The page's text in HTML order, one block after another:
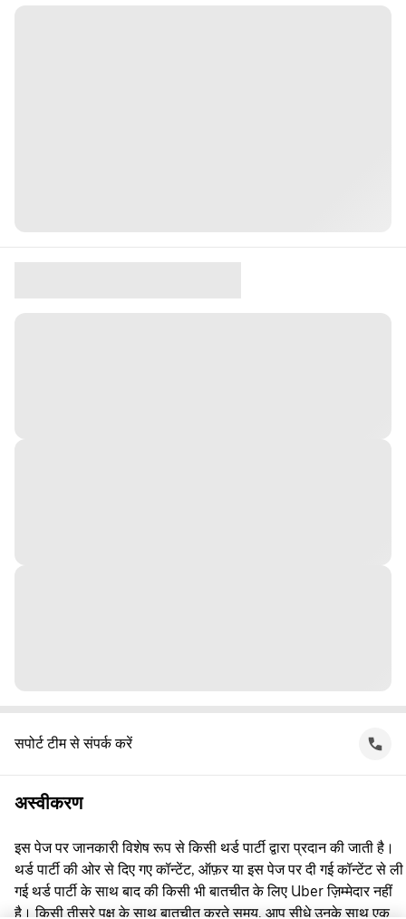
सपोर्ट टीम से संपर्क करें
अस्वीकरण
इस पेज पर जानकारी विशेष रूप से किसी थर्ड पार्टी द्वारा प्रदान की जाती है।
थर्ड पार्टी की ओर से दिए गए कॉन्टेंट, ऑफ़र या इस पेज पर दी गई कॉन्टेंट से ली
गई थर्ड पार्टी के साथ बाद की किसी भी बातचीत के लिए Uber ज़िम्मेदार नहीं
है। किसी तीसरे पक्ष के साथ बातचीत करते समय, आप सीधे उनके साथ एक